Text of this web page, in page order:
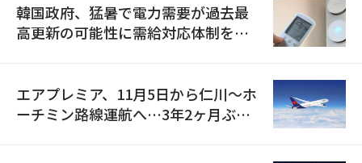
韓国政府、猛暑で電力需要が過去最
高更新の可能性に需給対応体制を点
エアプレミア、11月5日から仁川〜ホ
ーチミン路線運航へ…3年2ヶ月ぶり